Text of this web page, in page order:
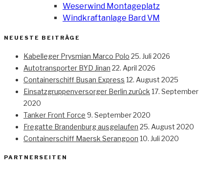
Weserwind Montageplatz
Windkraftanlage Bard VM
NEUESTE BEITRÄGE
Kabelleger Prysmian Marco Polo 25. Juli 2026
Autotransporter BYD Jinan 22. April 2026
Containerschiff Busan Express 12. August 2025
Einsatzgruppenversorger Berlin zurück 17. September
2020
Tanker Front Force 9. September 2020
Fregatte Brandenburg ausgelaufen 25. August 2020
Containerschiff Maersk Serangoon 10. Juli 2020
PARTNERSEITEN